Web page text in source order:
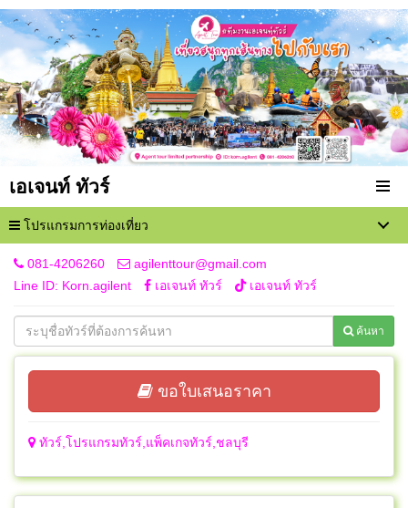
เอเจนท์ ทัวร์
โปรแกรมการท่องเที่ยว
081-4206260
agilenttour@gmail.com
Line ID: Korn.agilent
เอเจนท์ ทัวร์ เอเจนท์ ทัวร์
ค้นหา
ขอใบเสนอราคา
ทัวร์,โปรแกรมทัวร์,แพ็คเกจทัวร์,ชลบุรี